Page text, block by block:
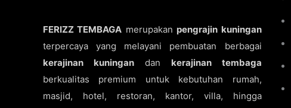
FERIZZ TEMBAGA merupakan pengrajin kuningan
terpercaya yang melayani pembuatan berbagai
kerajinan kuningandan kerajinan tembaga
berkualitas premium untuk kebutuhan rumah,
masjid, hotel, restoran, kantor, villa, hingga